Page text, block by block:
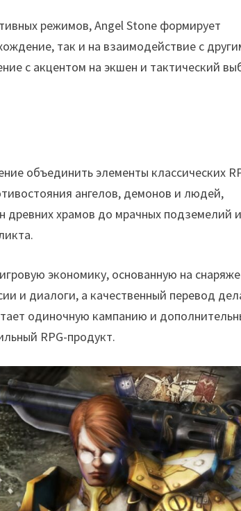
режимов, Angel Stone формирует
так и на взаимодействие с
с акцентом на экшен и тактический
объединить элементы классических
ангелов, демонов и людей,
древних храмов до мрачных подземелий
экономику, основанную на
и диалоги, а качественный перевод
одиночную кампанию и
RPG-продукт.